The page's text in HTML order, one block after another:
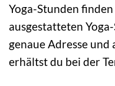
Yoga-Stunden
ausgestatteten
genaue Adresse
erhältst du bei der